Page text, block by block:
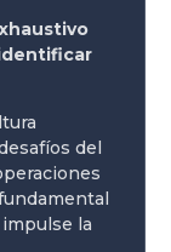
del
la